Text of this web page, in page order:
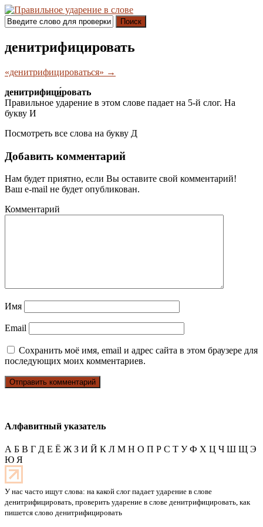
Поиск
денитрифицировать
«денитрифицироваться» →
денитрифици́ровать
Правильное ударение в этом слове падает на 5-й слог. На
букву И
Посмотреть все слова на букву Д
Добавить комментарий
Нам будет приятно, если Вы оставите свой комментарий!
Ваш e-mail не будет опубликован.
Комментарий
Имя
Email
Сохранить моё имя, email и адрес сайта в этом браузере для
последующих моих комментариев.
Алфавитный указатель
А Б В Г Д Е Ё Ж З И Й К Л М Н О П Р С Т У Ф Х Ц Ч Ш Щ Э
Ю Я
У нас часто ищут слова: на какой слог падает ударение в слове
денитрифицировать, проверить ударение в слове денитрифицировать, как
пишется слово денитрифицировать